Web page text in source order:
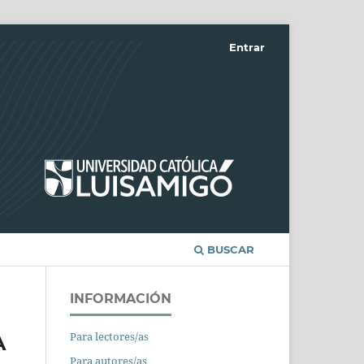
BUSCAR
Entrar
INFORMACIÓN
Para lectores/as
Para autores/as